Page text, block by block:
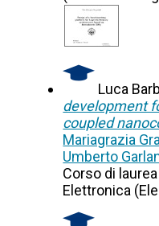
Luca
development
coupled
Mariagrazia
Umberto
Corso di
Elettronica